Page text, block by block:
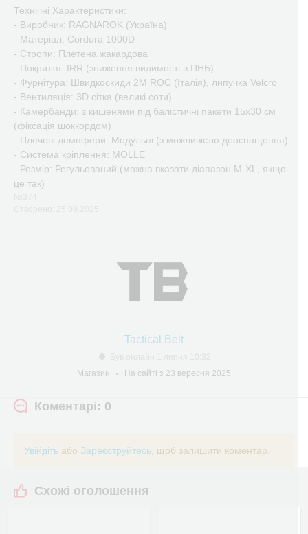
Технічні Характеристики:
- Виробник: RAGNAROK (Україна)
- Матеріал: Cordura 1000D
- Стропи: Плетена жакардова
- Покриття: IRR (зниження видимості в ПНБ)
- Фурнітура: Швидкоскиди 2M ROC (Італія), липучка Velcro
- Вентиляція: 3D сітка (великі соти)
- Камербанди: з кишенями під балістичні пакети 15х30 см
(фіксація шоккордом)
- Плечові демпфери: Модульні (з можливістю дооснащення)
- Система кріплення: MOLLE
- Розмір: Регульований (можна вказати діапазон M-XL, якщо
це так)
Tactical Belt
Магазин
На сайті з 23 вересня 2025
Коментарі: 0
Увійдіть або Зареєструйтесь , щоб залишити коментар.
Схожі оголошення